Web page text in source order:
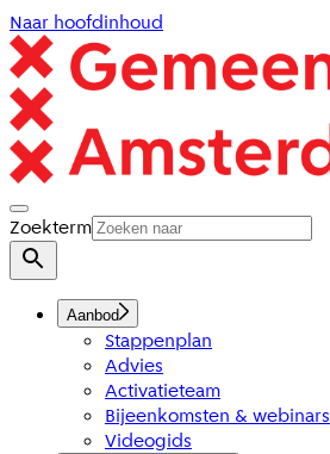
Naar hoofdinhoud
Zoekterm
Aanbod
Stappenplan
Advies
Activatieteam
Bijeenkomsten & webinars
Videogids